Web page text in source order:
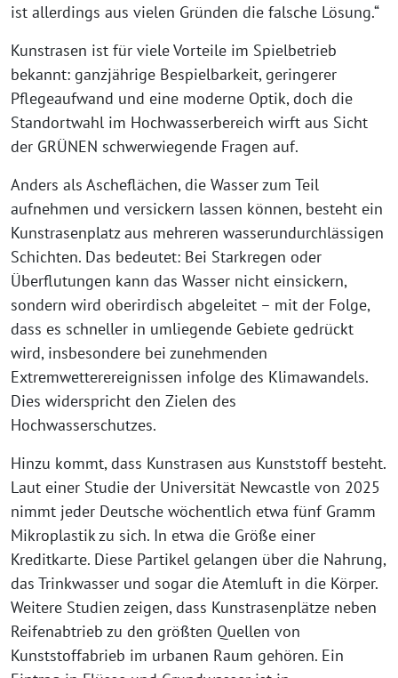
ist allerdings aus vielen Gründen die falsche Lösung.“
Kunstrasen ist für viele Vorteile im Spielbetrieb
bekannt: ganzjährige Bespielbarkeit, geringerer
Pflegeaufwand und eine moderne Optik, doch die
Standortwahl im Hochwasserbereich wirft aus Sicht
der GRÜNEN schwerwiegende Fragen auf.
Anders als Ascheflächen, die Wasser zum Teil
aufnehmen und versickern lassen können, besteht ein
Kunstrasenplatz aus mehreren wasserundurchlässigen
Schichten. Das bedeutet: Bei Starkregen oder
Überflutungen kann das Wasser nicht einsickern,
sondern wird oberirdisch abgeleitet – mit der Folge,
dass es schneller in umliegende Gebiete gedrückt
wird, insbesondere bei zunehmenden
Extremwetterereignissen infolge des Klimawandels.
Dies widerspricht den Zielen des
Hochwasserschutzes.
Hinzu kommt, dass Kunstrasen aus Kunststoff besteht.
Laut einer Studie der Universität Newcastle von 2025
nimmt jeder Deutsche wöchentlich etwa fünf Gramm
Mikroplastik zu sich. In etwa die Größe einer
Kreditkarte. Diese Partikel gelangen über die Nahrung,
das Trinkwasser und sogar die Atemluft in die Körper.
Weitere Studien zeigen, dass Kunstrasenplätze neben
Reifenabtrieb zu den größten Quellen von
Kunststoffabrieb im urbanen Raum gehören. Ein